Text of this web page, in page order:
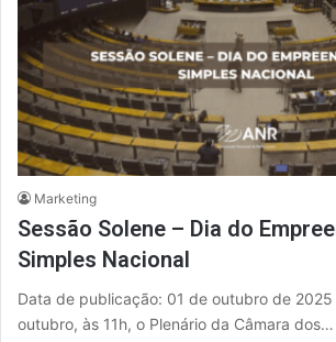
Marketing
Sessão Solene – Dia do
Simples Nacional
Data de publicação: 01 de outubro de
outubro, às 11h, o Plenário da Câmara dos…